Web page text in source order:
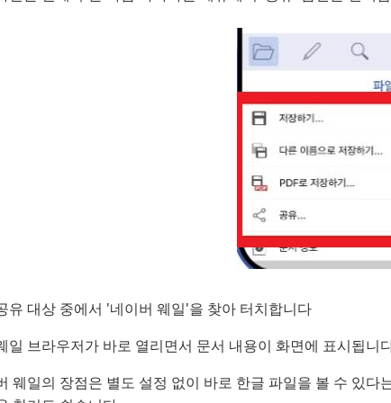
유 대상 중에서 '네이버 웨일'을 찾아 터치합니다
일 브라우저가 바로 열리면서 문서 내용이 화면에 표시됩니
웨일의 장점은 별도 설정 없이 바로 한글 파일을 볼 수 있